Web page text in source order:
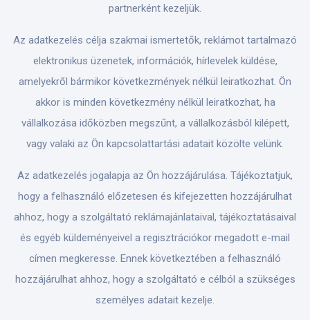
partnerként kezeljük.
Az adatkezelés célja szakmai ismertetők, reklámot tartalmazó
elektronikus üzenetek, információk, hírlevelek küldése,
amelyekről bármikor következmények nélkül leiratkozhat. Ön
akkor is minden következmény nélkül leiratkozhat, ha
vállalkozása időközben megszűnt, a vállalkozásból kilépett,
vagy valaki az Ön kapcsolattartási adatait közölte velünk.
Az adatkezelés jogalapja az Ön hozzájárulása. Tájékoztatjuk,
hogy a felhasználó előzetesen és kifejezetten hozzájárulhat
ahhoz, hogy a szolgáltató reklámajánlataival, tájékoztatásaival
és egyéb küldeményeivel a regisztrációkor megadott e-mail
címen megkeresse. Ennek következtében a felhasználó
hozzájárulhat ahhoz, hogy a szolgáltató e célból a szükséges
személyes adatait kezelje.